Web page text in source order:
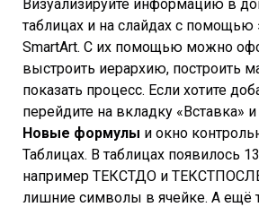
Визуализируйте информацию в
таблицах и на слайдах с помощью
SmartArt. С их помощью можно
выстроить иерархию, построить
показать процесс. Если хотите
перейдите на вкладку «Вставка»
Новые формулы и окно
Таблицах. В таблицах появилось
например ТЕКСТДО и
лишние символы в ячейке. А ещё